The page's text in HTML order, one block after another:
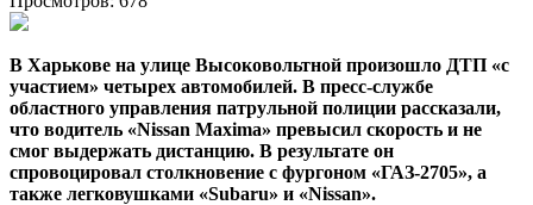
В Харькове на улице Высоковольтной произошло ДТП «с
участием» четырех автомобилей. В пресс-службе
областного управления патрульной полиции рассказали,
что водитель «Nissan Maxima» превысил скорость и не
смог выдержать дистанцию. В результате он
спровоцировал столкновение с фургоном «ГАЗ-2705», а
также легковушками «Subaru» и «Nissan».